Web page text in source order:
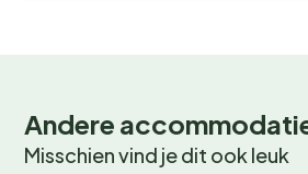
Andere
Misschien vind je dit ook leuk